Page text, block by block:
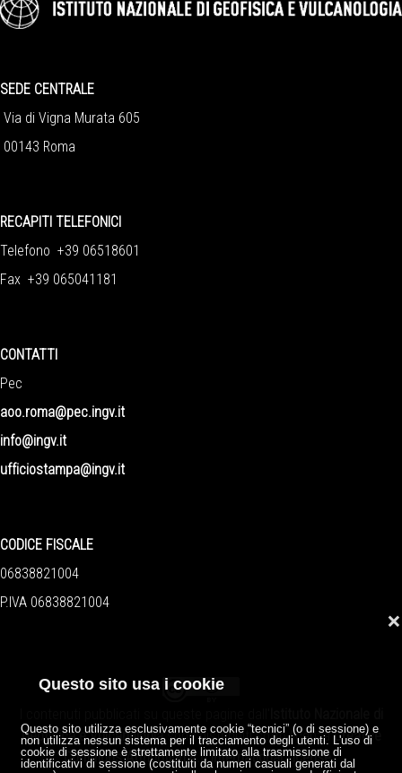
Questo sito usa i cookie
Questo sito utilizza esclusivamente cookie “tecnici” (o di sessione) e
non utilizza nessun sistema per il tracciamento degli utenti. L'uso di
cookie di sessione è strettamente limitato alla trasmissione di
identificativi di sessione (costituiti da numeri casuali generati dal
❌
SEDE CENTRALE
Via di Vigna Murata 605
00143 Roma
RECAPITI TELEFONICI
Telefono +39 06518601
Fax +39 065041181
CONTATTI
Pec
aoo.roma@pec.ingv.it
info@ingv.it
ufficiostampa@ingv.it
CODICE FISCALE
06838821004
P.IVA 06838821004
Geofisica e Vulcanologiasono distribuiti sotto licenzaCreative
Commons Attribution 4.0 International License.